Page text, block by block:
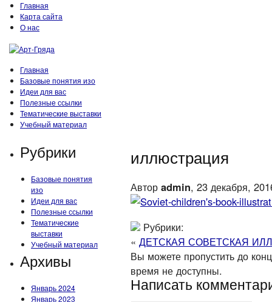
Главная
Карта сайта
О нас
Главная
Базовые понятия изо
Идеи для вас
Полезные ссылки
Тематические выставки
Учебный материал
Рубрики
Базовые понятия
изо
Идеи для вас
Полезные ссылки
Тематические
выставки
Учебный материал
Архивы
Январь 2024
Январь 2023
иллюстрация
Автор admin, 23 декабря,
Рубрики:
« ДЕТСКАЯ СОВЕТСКАЯ
Вы можете пропустить до
время не доступны.
Написать